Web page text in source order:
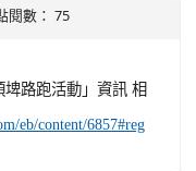
閱數： 75
路跑活動」資訊 相
eb/content/6857#reg